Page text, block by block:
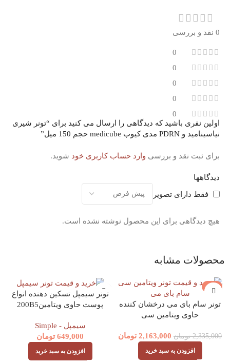
0 نقد و بررسی
0
0
0
0
0
دیدگاهها
فقط دارای تصویر
هیچ دیدگاهی برای این محصول نوشته نشده است.
اولین نفری باشید که دیدگاهی را ارسال می کنید برای “تونر شیری
نیاسینامید و PDRN مدی کیوب medicube حجم 150 میل”
برای ثبت نقد و بررسی وارد حساب کاربری خود شوید.
محصولات مشابه
-7%
تونر سام بای می درخشان کننده
حاوی ویتامین سی
میلSOMEBYMI
GALACTOMYCES PURE
VITAMIN C GLOW TONER
2,335,000 تومان 2,163,000 تومان
افزودن به سبد خرید
تونر سیمپل تسکین دهنده انواع
پوست حاوی ویتامین200B5
سیمپل - Simple
649,000 تومان
افزودن به سبد خرید